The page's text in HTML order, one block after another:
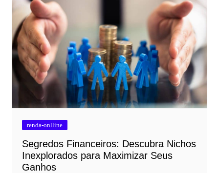
renda-onlline
Segredos Financeiros: Descubra Nichos
Inexplorados para Maximizar Seus
Ganhos